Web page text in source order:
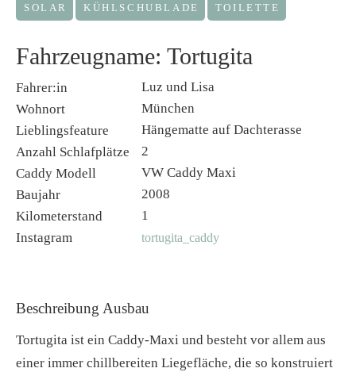
SOLAR KÜHLSCHUBLADE TOILETTE
Fahrzeugname: Tortugita
Fahrer:in
Luz und Lisa
Wohnort
München
Lieblingsfeature
Hängematte auf Dachterasse
Anzahl Schlafplätze
2
Caddy Modell
VW Caddy Maxi
Baujahr
2008
Kilometerstand
1
Instagram
tortugita_caddy
Beschreibung Ausbau
Tortugita ist ein Caddy-Maxi und besteht vor allem aus
einer immer chillbereiten Liegefläche, die so konstruiert